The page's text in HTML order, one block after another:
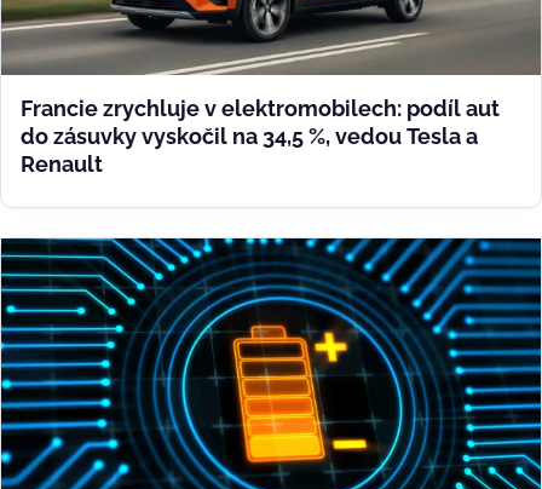
Francie zrychluje v elektromobilech: podíl aut
do zásuvky vyskočil na 34,5 %, vedou Tesla a
Renault